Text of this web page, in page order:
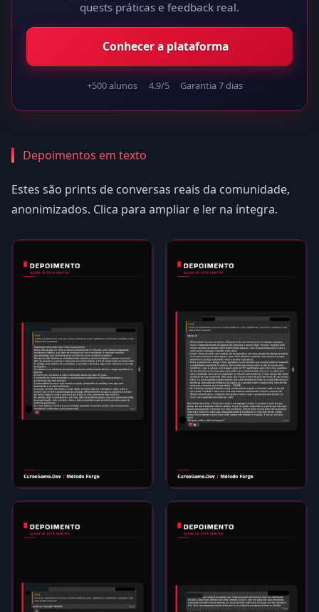
quests práticas e feedback real.
Conhecer a plataforma
+500 alunos 4.9/5 Garantia 7 dias
Depoimentos em texto
Estes são prints de conversas reais da comunidade,
anonimizados. Clica para ampliar e ler na íntegra.